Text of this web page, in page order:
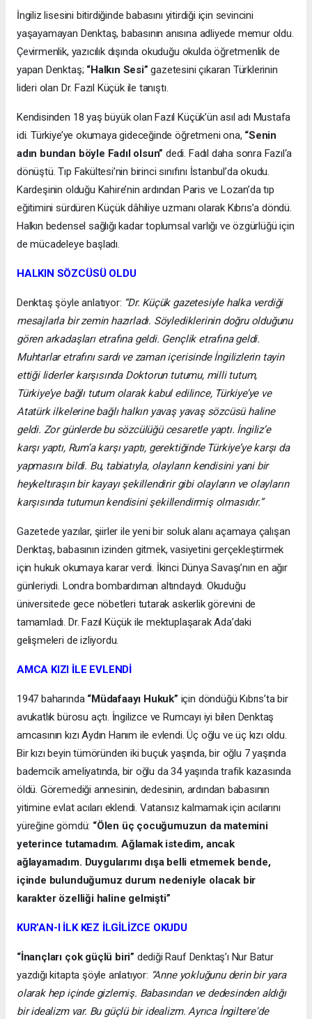
İngiliz lisesini bitirdiğinde babasını yitirdiği için sevincini
yaşayamayan Denktaş, babasının anısına adliyede memur oldu.
Çevirmenlik, yazıcılık dışında okuduğu okulda öğretmenlik de
yapan Denktaş; “Halkın Sesi”gazetesini çıkaran Türklerinin
lideri olan Dr. Fazıl Küçük ile tanıştı.
Kendisinden 18 yaş büyük olan Fazıl Küçük’ün asıl adı Mustafa
idi. Türkiye’ye okumaya gideceğinde öğretmeni ona, “Senin
adın bundan böyle Fadıl olsun” dedi. Fadıl daha sonra Fazıl‘a
dönüştü. Tıp Fakültesi’nin birinci sınıfını İstanbul’da okudu.
Kardeşinin olduğu Kahire’nin ardından Paris ve Lozan’da tıp
eğitimini sürdüren Küçük dâhiliye uzmanı olarak Kıbrıs’a döndü.
Halkın bedensel sağlığı kadar toplumsal varlığı ve özgürlüğü için
de mücadeleye başladı.
HALKIN SÖZCÜSÜ OLDU
Denktaş şöyle anlatıyor: “Dr. Küçük gazetesiyle halka verdiği
mesajlarla bir zemin hazırladı. Söylediklerinin doğru olduğunu
gören arkadaşları etrafına geldi. Gençlik etrafına geldi.
Muhtarlar etrafını sardı ve zaman içerisinde İngilizlerin tayin
ettiği liderler karşısında Doktorun tutumu, milli tutum,
Türkiye’ye bağlı tutum olarak kabul edilince, Türkiye’ye ve
Atatürk ilkelerine bağlı halkın yavaş yavaş sözcüsü haline
geldi. Zor günlerde bu sözcülüğü cesaretle yaptı. İngiliz’e
karşı yaptı, Rum’a karşı yaptı, gerektiğinde Türkiye’ye karşı da
yapmasını bildi. Bu, tabiatıyla, olayların kendisini yani bir
heykeltıraşın bir kayayı şekillendirir gibi olayların ve olayların
karşısında tutumun kendisini şekillendirmiş olmasıdır.”
Gazetede yazılar, şiirler ile yeni bir soluk alanı açamaya çalışan
Denktaş, babasının izinden gitmek, vasiyetini gerçekleştirmek
için hukuk okumaya karar verdi. İkinci Dünya Savaşı’nın en ağır
günleriydi. Londra bombardıman altındaydı. Okuduğu
üniversitede gece nöbetleri tutarak askerlik görevini de
tamamladı. Dr. Fazıl Küçük ile mektuplaşarak Ada’daki
gelişmeleri de izliyordu.
AMCA KIZI İLE EVLENDİ
1947 baharında “Müdafaayı Hukuk” için döndüğü Kıbrıs’ta bir
avukatlık bürosu açtı. İngilizce ve Rumcayı iyi bilen Denktaş
amcasının kızı Aydın Hanım ile evlendi. Üç oğlu ve üç kızı oldu.
Bir kızı beyin tümöründen iki buçuk yaşında, bir oğlu 7 yaşında
bademcik ameliyatında, bir oğlu da 34 yaşında trafik kazasında
öldü. Göremediği annesinin, dedesinin, ardından babasının
yitimine evlat acıları eklendi. Vatansız kalmamak için acılarını
yüreğine gömdü: “Ölen üç çocuğumuzun da matemini
yeterince tutamadım. Ağlamak istedim, ancak
ağlayamadım. Duygularımı dışa belli etmemek bende,
içinde bulunduğumuz durum nedeniyle olacak bir
karakter özelliği haline gelmişti”
KUR’AN-I İLK KEZ İLGİLİZCE OKUDU
“İnançları çok güçlü biri” dediği Rauf Denktaş’ı Nur Batur
yazdığı kitapta şöyle anlatıyor: “Anne yokluğunu derin bir yara
olarak hep içinde gizlemiş. Babasından ve dedesinden aldığı
bir idealizm var. Bu güçlü bir idealizm. Ayrıca İngiltere'de